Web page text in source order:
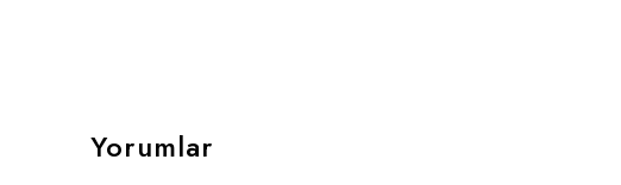
Yorumlar